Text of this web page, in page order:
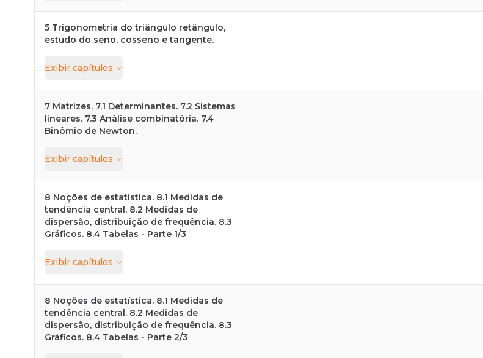
5 Trigonometria do triângulo retângulo,
estudo do seno, cosseno e tangente.
Exibir capítulos
7 Matrizes. 7.1 Determinantes. 7.2 Sistemas
lineares. 7.3 Análise combinatória. 7.4
Binômio de Newton.
Exibir capítulos
8 Noções de estatística. 8.1 Medidas de
tendência central. 8.2 Medidas de
dispersão, distribuição de frequência. 8.3
Gráficos. 8.4 Tabelas - Parte 1/3
Exibir capítulos
8 Noções de estatística. 8.1 Medidas de
tendência central. 8.2 Medidas de
dispersão, distribuição de frequência. 8.3
Gráficos. 8.4 Tabelas - Parte 2/3